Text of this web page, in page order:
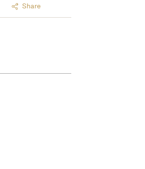
Share